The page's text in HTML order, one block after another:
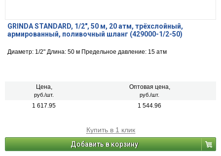
GRINDA STANDARD, 1/2″, 50 м, 20 атм, трёхслойный,
армированный, поливочный шланг (429000-1/2-50)
Диаметр: 1/2" Длина: 50 м Предельное давление: 15 атм
Цена,
руб./шт.
Оптовая цена,
руб./шт.
1 617.95 1 544.96
Купить в 1 клик
Добавить в корзину